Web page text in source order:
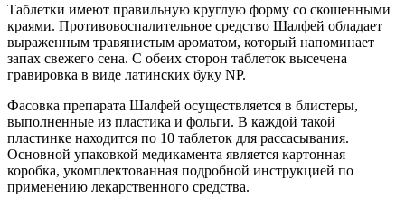
Таблетки имеют правильную круглую форму со скошенными
краями. Противовоспалительное средство Шалфей обладает
выраженным травянистым ароматом, который напоминает
запах свежего сена. С обеих сторон таблеток высечена
гравировка в виде латинских буку NP.
Фасовка препарата Шалфей осуществляется в блистеры,
выполненные из пластика и фольги. В каждой такой
пластинке находится по 10 таблеток для рассасывания.
Основной упаковкой медикамента является картонная
коробка, укомплектованная подробной инструкцией по
применению лекарственного средства.